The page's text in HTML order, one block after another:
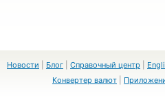
Новости Блог Справочный центр
Конвертер валют